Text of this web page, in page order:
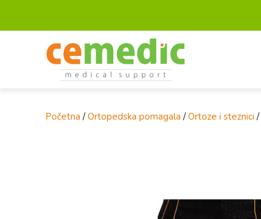
Početna /Ortopedska pomagala /Ortoze i steznici /